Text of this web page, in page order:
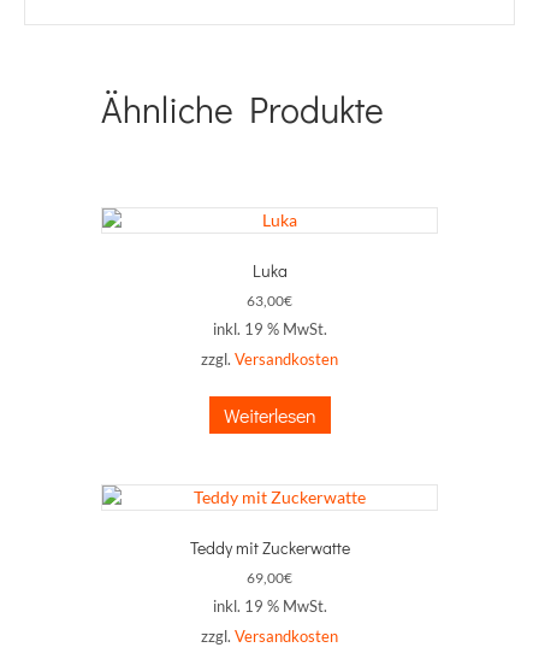
Ähnliche Produkte
Luka
63,00€
inkl. 19 % MwSt.
zzgl. Versandkosten
Weiterlesen
Teddy mit Zuckerwatte
69,00€
inkl. 19 % MwSt.
zzgl. Versandkosten